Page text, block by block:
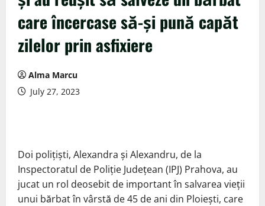
care încercase să-și pună capăt
zilelor prin asfixiere
Alma Marcu
July 27, 2023
Doi polițiști, Alexandra și Alexandru, de la
Inspectoratul de Poliție Județean (IPJ) Prahova, au
jucat un rol deosebit de important în salvarea vieții
unui bărbat în vârstă de 45 de ani din Ploiești, care